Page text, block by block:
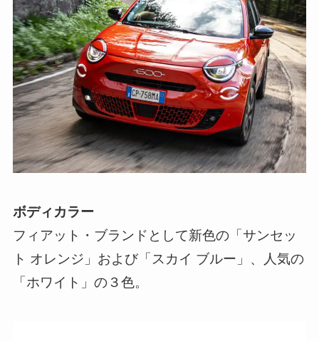
ボディカラー
フィアット・ブランドとして新色の「サンセッ
ト オレンジ」および「スカイ ブルー」、人気の
「ホワイト」の３色。